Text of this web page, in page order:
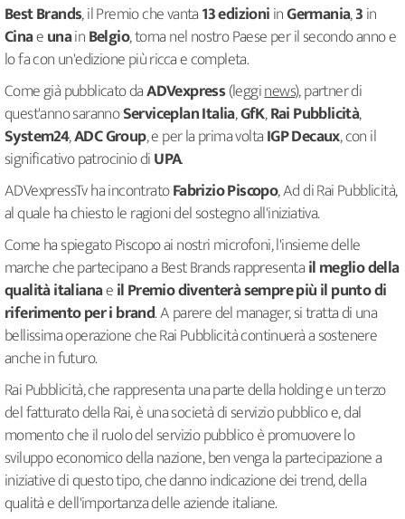
Best Brands, il Premio che vanta13 edizioniinGermania,3in
CinaeunainBelgio, torna nel nostro Paese per il secondo anno e
lo fa con un'edizione più ricca e completa.
Come già pubblicato daADVexpress(legginews), partner di
quest'anno sarannoServiceplan Italia,GfK,Rai Pubblicità,
System24,ADC Group, e per la prima voltaIGP Decaux, con il
significativo patrocinio diUPA.
ADVexpressTv ha incontratoFabrizio Piscopo, Ad di Rai Pubblicità,
al quale ha chiesto le ragioni del sostegno all'iniziativa.
Come ha spiegato Piscopo ai nostri microfoni, l'insieme delle
marche che partecipano a Best Brands rappresentail meglio della
qualità italianaeil Premio diventerà sempre più il punto di
riferimento per i brand. A parere del manager, si tratta di una
bellissima operazione che Rai Pubblicità continuerà a sostenere
anche in futuro.
Rai Pubblicità, che rappresenta una parte della holding e un terzo
del fatturato della Rai, è una società di servizio pubblico e, dal
momento che il ruolo del servizio pubblico è promuovere lo
sviluppo economico della nazione, ben venga la partecipazione a
iniziative di questo tipo, che danno indicazione dei trend, della
qualità e dell'importanza delle aziende italiane.